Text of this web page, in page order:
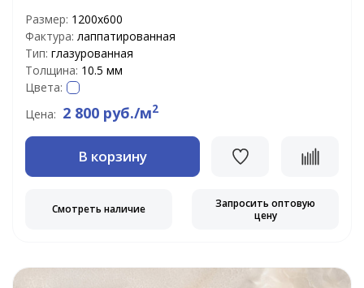
Размер: 1200х600
Фактура: лаппатированная
Тип: глазурованная
Толщина: 10.5 мм
Цвета:
Цена: 2 800 руб./м2
В корзину
Смотреть наличие
Запросить оптовую
цену